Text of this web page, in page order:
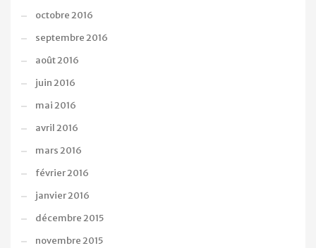
octobre 2016
septembre 2016
août 2016
juin 2016
mai 2016
avril 2016
mars 2016
février 2016
janvier 2016
décembre 2015
novembre 2015